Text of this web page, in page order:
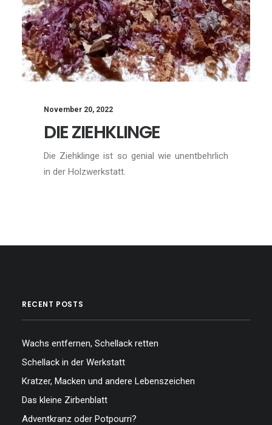
November 20, 2022
DIE ZIEHKLINGE
Die Ziehklinge ist so genial wie unentbehrlich
in der Holzwerkstatt.
RECENT POSTS
Wachs entfernen, Schellack retten
Schellack in der Werkstatt
Kratzer, Macken und andere Lebenszeichen
Das kleine Zirbenblatt
Adventkranz oder Potpourri?